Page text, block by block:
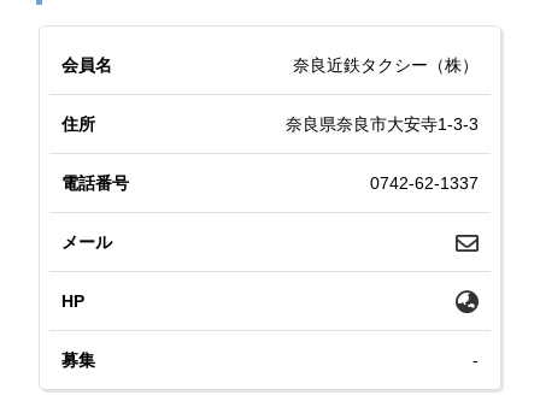
奈良近鉄タクシー（株）
奈良県奈良市大安寺1-3-3
0742-62-1337
-